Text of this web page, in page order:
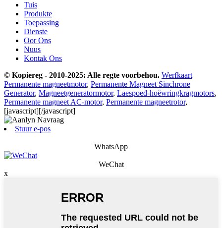
Tuis
Produkte
Toepassing
Dienste
Oor Ons
Nuus
Kontak Ons
© Kopiereg - 2010-2025: Alle regte voorbehou. Werfkaart
Permanente magneetmotor, Permanente Magneet Sinchrone
Generator, Magneetgeneratormotor, Laespoed-hoëwringkragmotors,
Permanente magneet AC-motor, Permanente magneetrotor,
[javascript][/javascript]
Stuur e-pos
WhatsApp
WeChat
x